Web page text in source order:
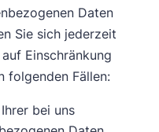
Daten
Sie sich jederzeit
Einschränkung
folgenden Fällen:
bei uns